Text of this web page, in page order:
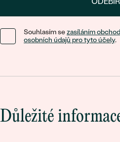
Souhlasím sezasíláním
osobních údajů pro tyto účely.
Důležité